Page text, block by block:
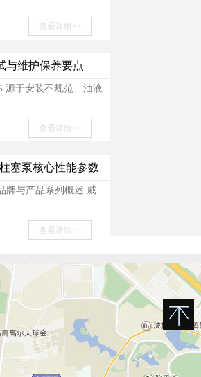
查看详情>>
与维护保养要点
源于安装不规范、油液
查看详情>>
塞泵核心性能参数
牌与产品系列概述 威
查看详情>>